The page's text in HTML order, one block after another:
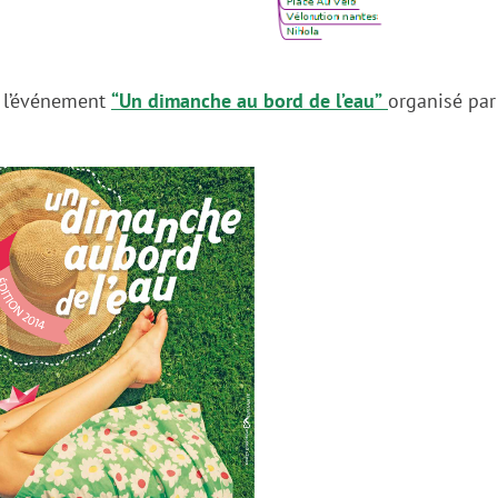
“Un dimanche au bord de l’eau” organisé